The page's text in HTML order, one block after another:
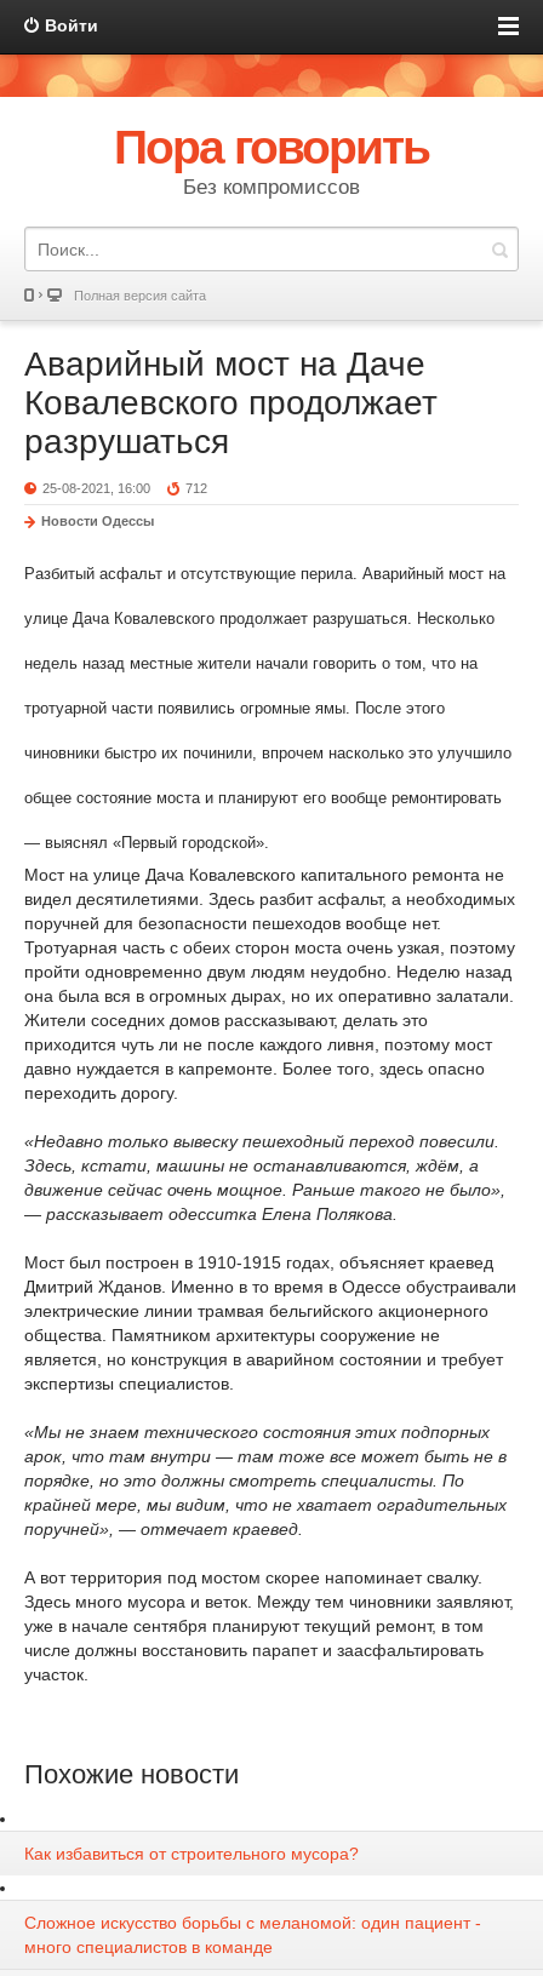
Войти
Пора говорить
Без компромиссов
Полная версия сайта
Аварийный мост на Даче
Ковалевского продолжает
разрушаться
25-08-2021, 16:00 712
Новости Одессы
Разбитый асфальт и отсутствующие перила. Аварийный мост на
улице Дача Ковалевского продолжает разрушаться. Несколько
недель назад местные жители начали говорить о том, что на
тротуарной части появились огромные ямы. После этого
чиновники быстро их починили, впрочем насколько это улучшило
общее состояние моста и планируют его вообще ремонтировать
— выяснял «Первый городской».
Мост на улице Дача Ковалевского капитального ремонта не
видел десятилетиями. Здесь разбит асфальт, а необходимых
поручней для безопасности пешеходов вообще нет.
Тротуарная часть с обеих сторон моста очень узкая, поэтому
пройти одновременно двум людям неудобно. Неделю назад
она была вся в огромных дырах, но их оперативно залатали.
Жители соседних домов рассказывают, делать это
приходится чуть ли не после каждого ливня, поэтому мост
давно нуждается в капремонте. Более того, здесь опасно
переходить дорогу.
«Недавно только вывеску пешеходный переход повесили.
Здесь, кстати, машины не останавливаются, ждём, а
движение сейчас очень мощное. Раньше такого не было»,
— рассказывает одесситка Елена Полякова.
Мост был построен в 1910-1915 годах, объясняет краевед
Дмитрий Жданов. Именно в то время в Одессе обустраивали
электрические линии трамвая бельгийского акционерного
общества. Памятником архитектуры сооружение не
является, но конструкция в аварийном состоянии и требует
экспертизы специалистов.
«Мы не знаем технического состояния этих подпорных
арок, что там внутри — там тоже все может быть не в
порядке, но это должны смотреть специалисты. По
крайней мере, мы видим, что не хватает оградительных
поручней», — отмечает краевед.
А вот территория под мостом скорее напоминает свалку.
Здесь много мусора и веток. Между тем чиновники заявляют,
уже в начале сентября планируют текущий ремонт, в том
числе должны восстановить парапет и заасфальтировать
участок.
Похожие новости
Как избавиться от строительного мусора?
Сложное искусство борьбы с меланомой: один пациент -
много специалистов в команде